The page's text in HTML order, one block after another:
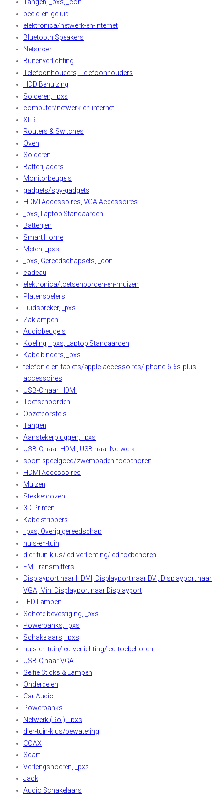
Tangen, _pxs, _con
beeld-en-geluid
elektronica/netwerk-en-internet
Bluetooth Speakers
Netsnoer
Buitenverlichting
Telefoonhouders, Telefoonhouders
HDD Behuizing
Solderen, _pxs
computer/netwerk-en-internet
XLR
Routers & Switches
Oven
Solderen
Batterijladers
Monitorbeugels
gadgets/spy-gadgets
HDMI Accessoires, VGA Accessoires
_pxs, Laptop Standaarden
Batterijen
Smart Home
Meten, _pxs
_pxs, Gereedschapsets, _con
cadeau
elektronica/toetsenborden-en-muizen
Platenspelers
Luidspreker, _pxs
Zaklampen
Audiobeugels
Koeling, _pxs, Laptop Standaarden
Kabelbinders, _pxs
telefonie-en-tablets/apple-accessoires/iphone-6-6s-plus-
accessoires
USB-C naar HDMI
Toetsenborden
Opzetborstels
Tangen
Aanstekerpluggen, _pxs
USB-C naar HDMI, USB naar Netwerk
sport-speelgoed/zwembaden-toebehoren
HDMI Accessoires
Muizen
Stekkerdozen
3D Printen
Kabelstrippers
_pxs, Overig gereedschap
huis-en-tuin
dier-tuin-klus/led-verlichting/led-toebehoren
FM Transmitters
Displayport naar HDMI, Displayport naar DVI, Displayport naar
VGA, Mini Displayport naar Displayport
LED Lampen
Schotelbevestiging, _pxs
Powerbanks, _pxs
Schakelaars, _pxs
huis-en-tuin/led-verlichting/led-toebehoren
USB-C naar VGA
Selfie Sticks & Lampen
Onderdelen
Car Audio
Powerbanks
Netwerk (Rol), _pxs
dier-tuin-klus/bewatering
COAX
Scart
Verlengsnoeren, _pxs
Jack
Audio Schakelaars